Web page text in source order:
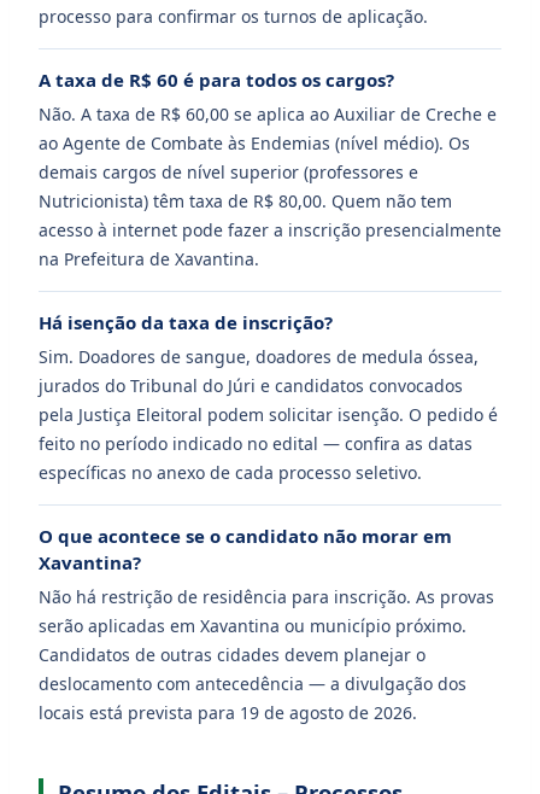
processo para confirmar os turnos de aplicação.
A taxa de R$ 60 é para todos os cargos?
Não. A taxa de R$ 60,00 se aplica ao Auxiliar de Creche e
ao Agente de Combate às Endemias (nível médio). Os
demais cargos de nível superior (professores e
Nutricionista) têm taxa de R$ 80,00. Quem não tem
acesso à internet pode fazer a inscrição presencialmente
na Prefeitura de Xavantina.
Há isenção da taxa de inscrição?
Sim. Doadores de sangue, doadores de medula óssea,
jurados do Tribunal do Júri e candidatos convocados
pela Justiça Eleitoral podem solicitar isenção. O pedido é
feito no período indicado no edital — confira as datas
específicas no anexo de cada processo seletivo.
O que acontece se o candidato não morar em
Xavantina?
Não há restrição de residência para inscrição. As provas
serão aplicadas em Xavantina ou município próximo.
Candidatos de outras cidades devem planejar o
deslocamento com antecedência — a divulgação dos
locais está prevista para 19 de agosto de 2026.